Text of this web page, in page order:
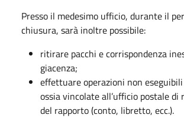
Presso il medesimo ufficio, durante il
chiusura, sarà inoltre possibile:
ritirare pacchi e corrispondenza
giacenza;
effettuare operazioni non
ossia vincolate all’ufficio postale di
del rapporto (conto, libretto, ecc.).